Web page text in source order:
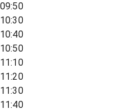
09:50
10:30
10:40
10:50
11:10
11:20
11:30
11:40